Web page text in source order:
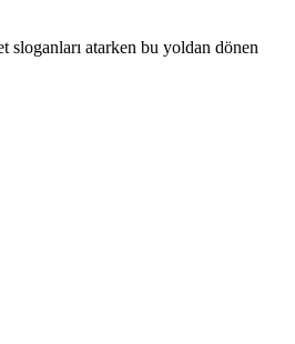
sloganları atarken bu yoldan dönen